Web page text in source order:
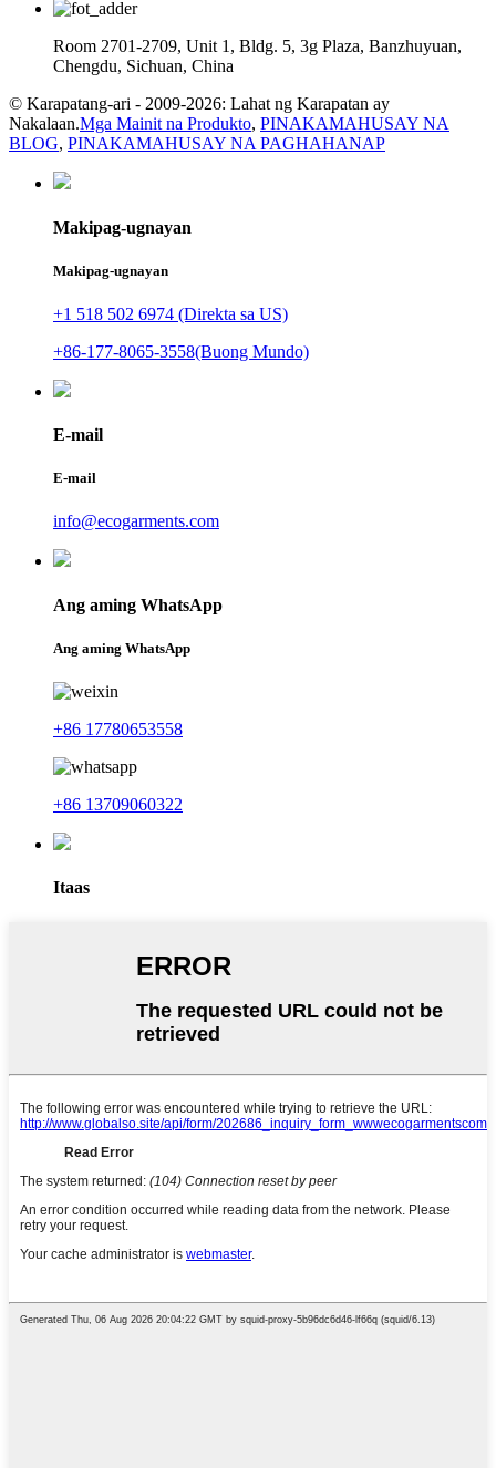
Room 2701-2709, Unit 1, Bldg. 5, 3g Plaza, Banzhuyuan,
Chengdu, Sichuan, China
© Karapatang-ari - 2009-2026: Lahat ng Karapatan ay
Nakalaan.Mga Mainit na Produkto, PINAKAMAHUSAY NA
BLOG, PINAKAMAHUSAY NA PAGHAHANAP
Makipag-ugnayan
Makipag-ugnayan
+1 518 502 6974 (Direkta sa US)
+86-177-8065-3558(Buong Mundo)
E-mail
E-mail
info@ecogarments.com
Ang aming WhatsApp
Ang aming WhatsApp
+86 17780653558
+86 13709060322
Itaas